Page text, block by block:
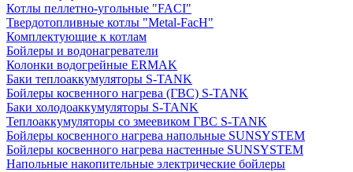
Котлы пеллетно-угольные "FACI"
Твердотопливные котлы "Metal-FacH"
Комплектующие к котлам
Бойлеры и водонагреватели
Колонки водогрейные ERMAK
Баки теплоаккумуляторы S-TANK
Бойлеры косвенного нагрева (ГВС) S-TANK
Баки холодоаккумуляторы S-TANK
Теплоаккумуляторы со змеевиком ГВС S-TANK
Бойлеры косвенного нагрева напольные SUNSYSTEM
Бойлеры косвенного нагрева настенные SUNSYSTEM
Напольные накопительные электрические бойлеры